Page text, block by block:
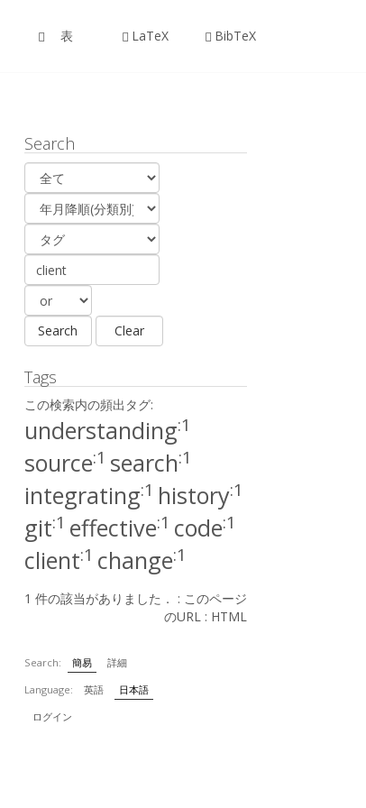
表 LaTeX BibTeX
Search
Tags
この検索内の頻出タグ:
understanding:1
source:1 search:1
integrating:1 history:1
git:1 effective:1 code:1
client:1 change:1
1 件の該当がありました． : このページ
のURL : HTML
Search: 簡易
詳細
Language:
英語
日本語
ログイン